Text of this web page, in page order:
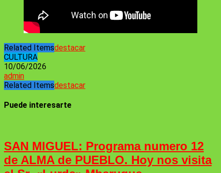
Related Itemsdestacar
CULTURA
10/06/2026
admin
Related Itemsdestacar
Puede interesarte
SAN MIGUEL: Programa numero 12
de ALMA de PUEBLO. Hoy nos visita